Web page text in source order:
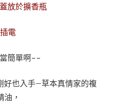
放於擴香瓶
電
簡單啊~~
好也入手–草本真情家的複
油，